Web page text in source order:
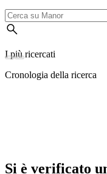
I più ricercati
Cronologia della ricerca
Si è verificato